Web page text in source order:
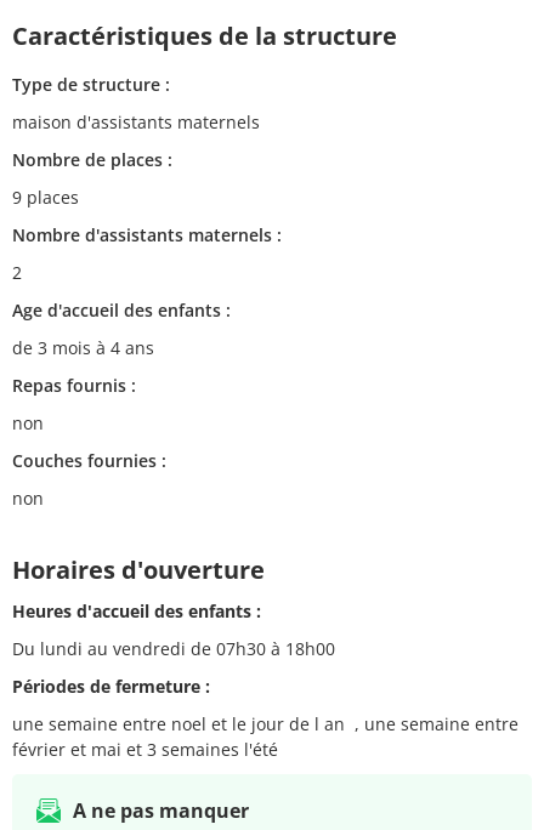
Caractéristiques de la structure
Type de structure :
maison d'assistants maternels
Nombre de places :
9 places
Nombre d'assistants maternels :
2
Age d'accueil des enfants :
de 3 mois à 4 ans
Repas fournis :
non
Couches fournies :
non
Horaires d'ouverture
Heures d'accueil des enfants :
Du lundi au vendredi de 07h30 à 18h00
Périodes de fermeture :
une semaine entre noel et le jour de l an , une semaine entre
février et mai et 3 semaines l'été
A ne pas manquer